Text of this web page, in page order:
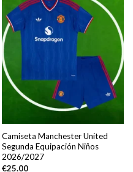
Camiseta Manchester United
Segunda Equipación Niños
2026/2027
€25.00